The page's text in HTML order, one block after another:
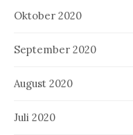
Oktober 2020
September 2020
August 2020
Juli 2020